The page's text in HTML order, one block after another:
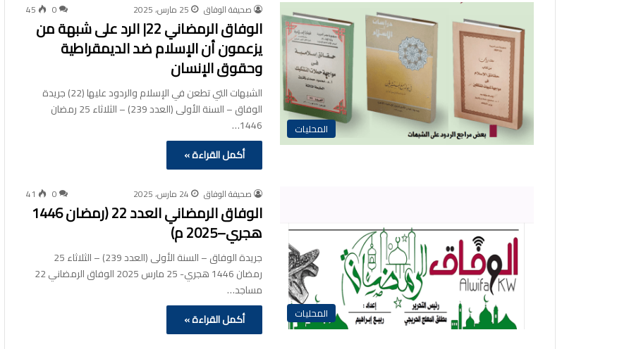
المحليات
صحيفة الوفاق 25 مارس، 2025 0
45
الوفاق الرمضاني 22| الرد على شبهة من
يزعمون أن الإسلام ضد الديمقراطية
وحقوق الإنسان
الشبهات التي تطعن في الإسلام والردود عليها (22) جريدة
الوفاق – السنة الأولى (العدد 239) – الثلاثاء 25 رمضان
1446…
أكمل القراءة »
المحليات
صحيفة الوفاق 24 مارس، 2025 0
41
الوفاق الرمضاني العدد 22 (رمضان 1446
هجري–2025 م)
جريدة الوفاق – السنة الأولى (العدد 239) – الثلاثاء 25
رمضان 1446 هجري- 25 مارس 2025 الوفاق الرمضاني 22
مساجد…
أكمل القراءة »